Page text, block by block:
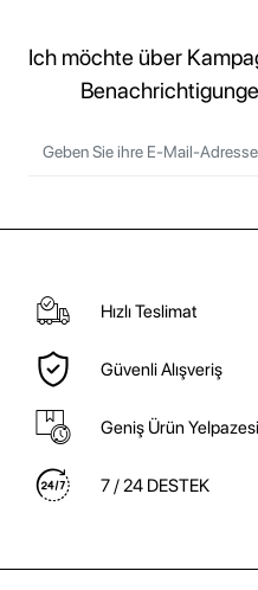
Ich möchte über
Hızlı Teslimat
Güvenli Alışveriş
Geniş Ürün Yelpazesi
7 / 24 DESTEK